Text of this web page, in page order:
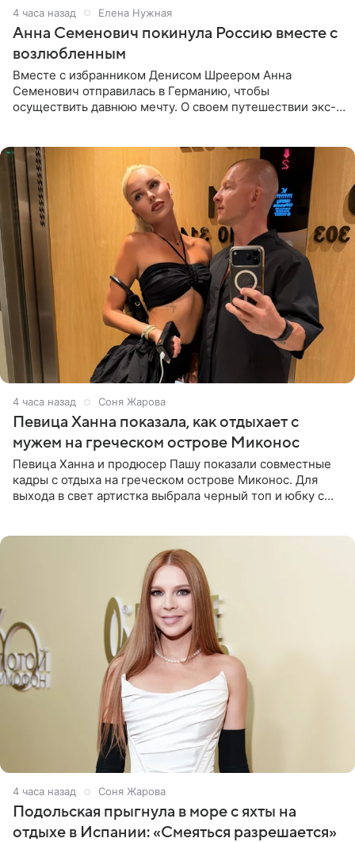
4 часа назад Елена Нужная
Анна Семенович покинула Россию вместе с
возлюбленным
Вместе с избранником Денисом Шреером Анна
Семенович отправилась в Германию, чтобы
осуществить давнюю мечту. О своем путешествии экс-
4 часа назад Соня Жарова
Певица Ханна показала, как отдыхает с
мужем на греческом острове Миконос
Певица Ханна и продюсер Пашу показали совместные
кадры с отдыха на греческом острове Миконос. Для
выхода в свет артистка выбрала черный топ и юбку с
4 часа назад Соня Жарова
Подольская прыгнула в море с яхты на
отдыхе в Испании: «Смеяться разрешается»